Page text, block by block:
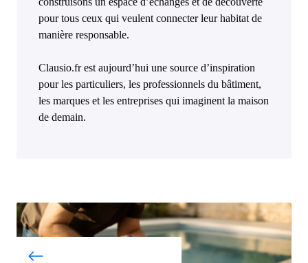
pour tous ceux qui veulent connecter leur habitat de
manière responsable.
Clausio.fr est aujourd’hui une source d’inspiration
pour les particuliers, les professionnels du bâtiment,
les marques et les entreprises qui imaginent la maison
de demain.